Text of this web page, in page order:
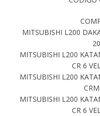
MITSUBISHI L200
MITSUBISHI L200
CR 6
MITSUBISHI L200
MITSUBISHI L200
CR 6